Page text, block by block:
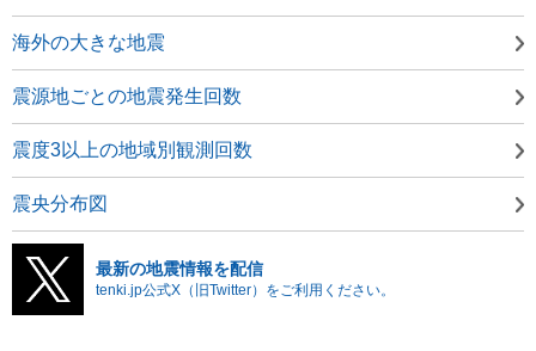
海外の大きな地震
震源地ごとの地震発生回数
震度3以上の地域別観測回数
震央分布図
最新の地震情報を配信
tenki.jp公式X（旧Twitter）をご利用ください。